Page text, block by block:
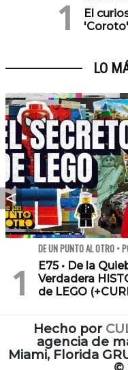
El
'Coroto'
LO
DE UN PUNTO AL OTRO •
E75 • De la
Verdadera
de LEGO
Hecho por
agencia de
Miami, Florida